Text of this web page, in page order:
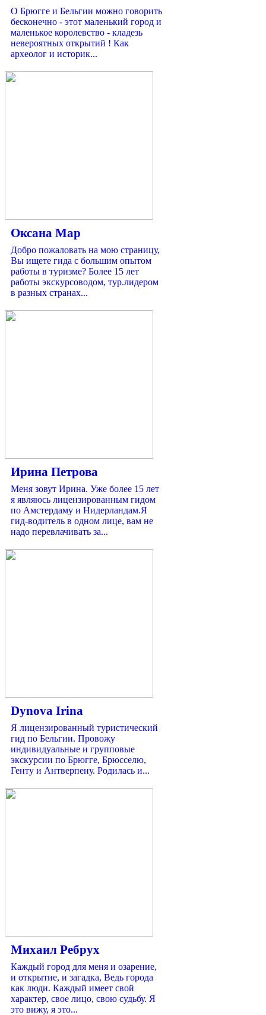
О Брюгге и Бельгии можно говорить
бесконечно - этот маленький город и
маленькое королевство - кладезь
невероятных открытий ! Как
археолог и историк...
Оксана Мар
Добро пожаловать на мою страницу,
Вы ищете гида с большим опытом
работы в туризме? Более 15 лет
работы экскурсоводом, тур.лидером
в разных странах...
Ирина Петрова
Меня зовут Ирина. Уже более 15 лет
я являюсь лицензированным гидом
по Амстердаму и Нидерландам.Я
гид-водитель в одном лице, вам не
надо перевлачивать за...
Dynova Irina
Я лицензированный туристический
гид по Бельгии. Провожу
индивидуальные и групповые
экскурсии по Брюгге, Брюсселю,
Генту и Антверпену. Родилась и...
Михаил Ребрух
Каждый город для меня и озарение,
и открытие, и загадка, Ведь города
как люди. Каждый имеет свой
характер, свое лицо, свою судьбу. Я
это вижу, я это...